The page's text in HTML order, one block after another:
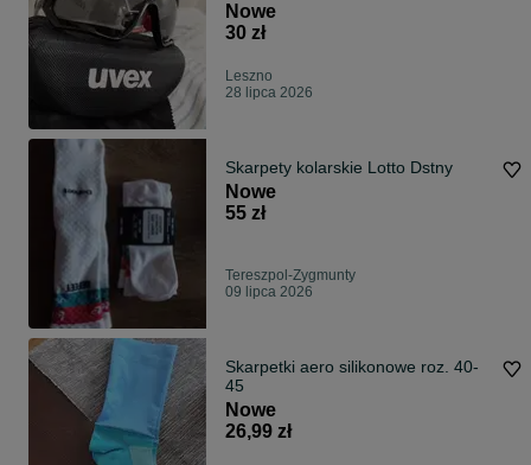
Nowe
30 zł
Leszno
28 lipca 2026
Skarpety kolarskie Lotto Dstny
Nowe
55 zł
Tereszpol-Zygmunty
09 lipca 2026
Skarpetki aero silikonowe roz. 40-
45
Nowe
26,99 zł